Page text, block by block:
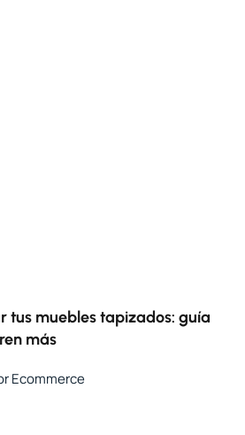
tus muebles tapizados: guía
más
Ecommerce